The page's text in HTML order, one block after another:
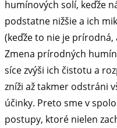
humínových solí, keďže
podstatne nižšie a ich
(keďže to nie je prírodná,
Zmena prírodných
síce zvýši ich čistotu a
zníži až takmer odstráni
účinky. Preto sme v
postupy, ktoré nielen